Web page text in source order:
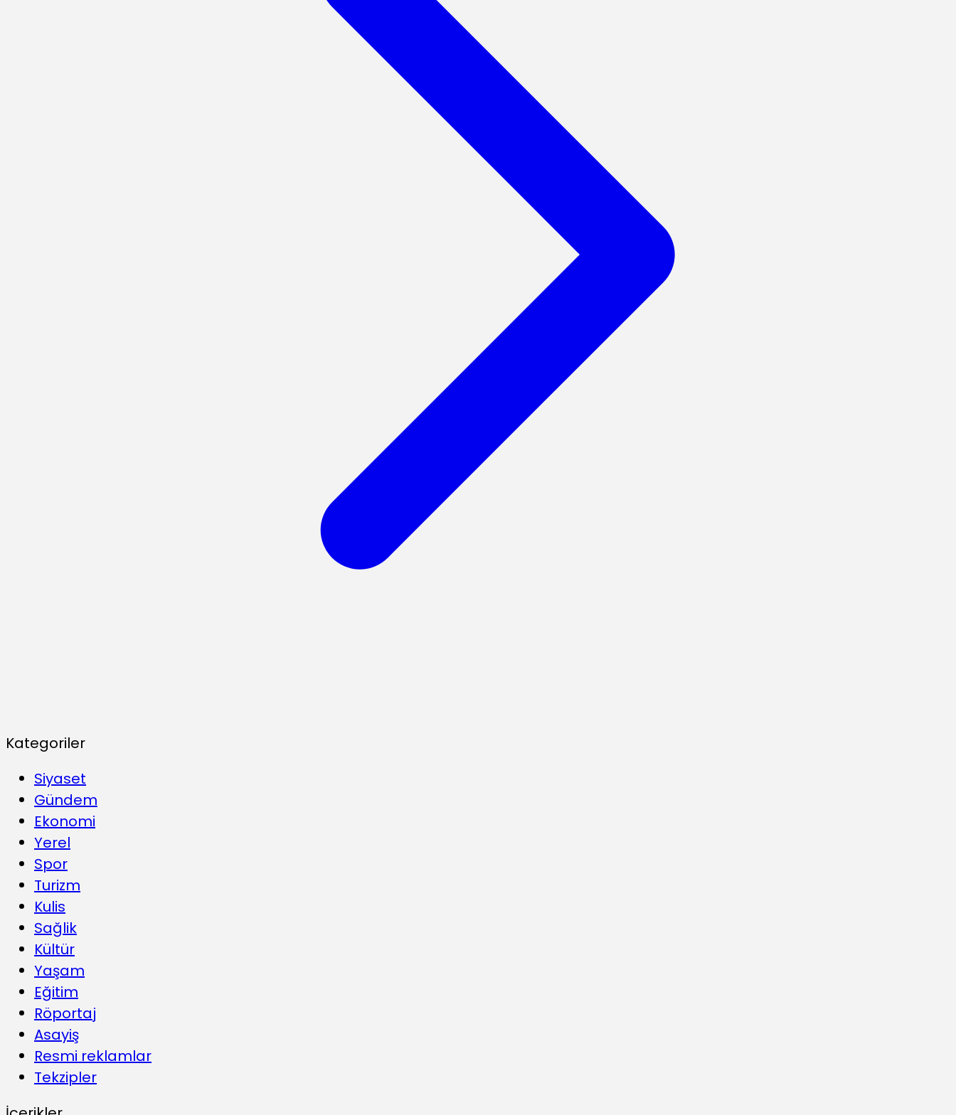
Kategoriler
Siyaset
Gündem
Ekonomi
Yerel
Spor
Turizm
Kulis
Sağlik
Kültür
Yaşam
Eğitim
Röportaj
Asayiş
Resmi reklamlar
Tekzipler